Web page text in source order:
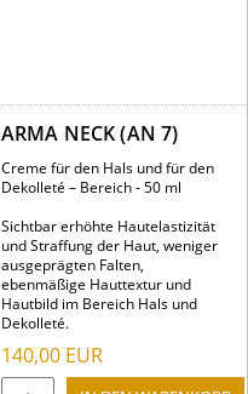
ARMA NECK (AN 7)
Creme für den Hals und für den
Dekolleté – Bereich - 50 ml
Sichtbar erhöhte Hautelastizität
und Straffung der Haut, weniger
ausgeprägten Falten,
ebenmäßige Hauttextur und
Hautbild im Bereich Hals und
Dekolleté.
140,00 EUR